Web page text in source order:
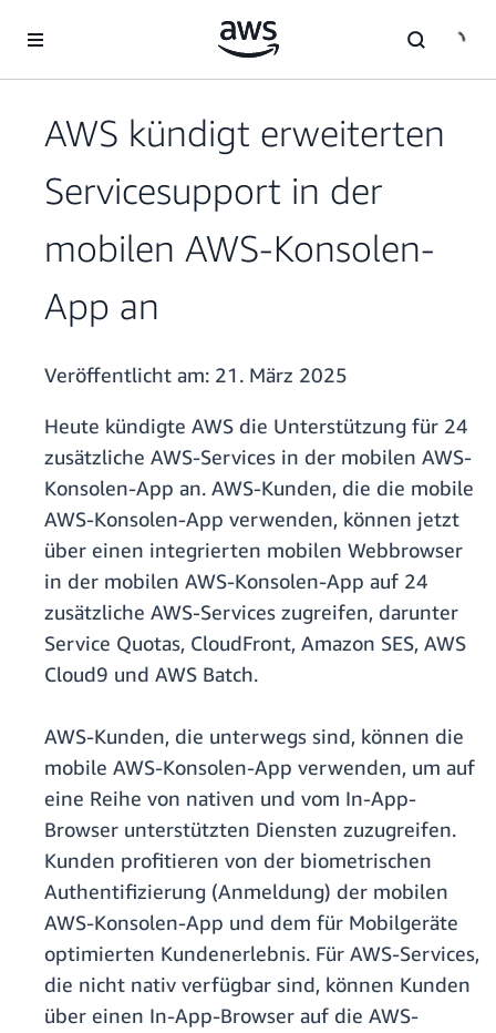
Überspringen zum Hauptinhalt
AWS kündigt erweiterten
Servicesupport in der
mobilen AWS-Konsolen-
App an
Veröffentlicht am: 21. März 2025
Heute kündigte AWS die Unterstützung für 24
zusätzliche AWS-Services in der mobilen AWS-
Konsolen-App an. AWS-Kunden, die die mobile
AWS-Konsolen-App verwenden, können jetzt
über einen integrierten mobilen Webbrowser
in der mobilen AWS-Konsolen-App auf 24
zusätzliche AWS-Services zugreifen, darunter
Service Quotas, CloudFront, Amazon SES, AWS
Cloud9 und AWS Batch.
AWS-Kunden, die unterwegs sind, können die
mobile AWS-Konsolen-App verwenden, um auf
eine Reihe von nativen und vom In-App-
Browser unterstützten Diensten zuzugreifen.
Kunden profitieren von der biometrischen
Authentifizierung (Anmeldung) der mobilen
AWS-Konsolen-App und dem für Mobilgeräte
optimierten Kundenerlebnis. Für AWS-Services,
die nicht nativ verfügbar sind, können Kunden
über einen In-App-Browser auf die AWS-